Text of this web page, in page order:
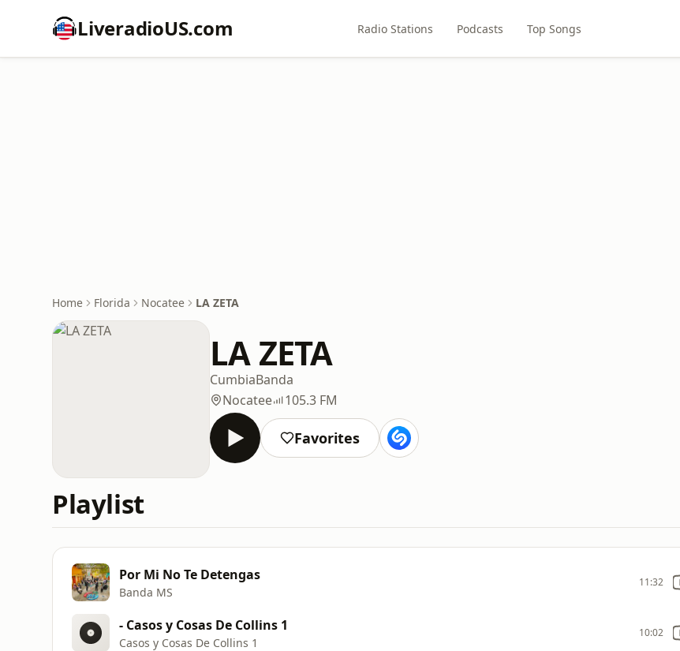
LiveradioUS.com Radio Stations Podcasts Top Songs
Home Florida Nocatee LA ZETA
LA ZETA
CumbiaBanda
Nocatee
105.3 FM
Favorites
Playlist
Por Mi No Te Detengas
Banda MS
11:32
- Casos y Cosas De Collins 1
Casos y Cosas De Collins 1
10:02